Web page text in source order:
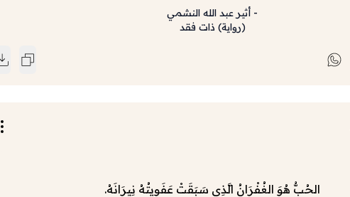
- أثير عبد الله النشمي
(رواية) ذات فقد
الحُبُّ هُوَ الغُفْرَانُ الَّذِي سَبَقَتْ عَفَوِيتُهُ نِيرَانَهُ.